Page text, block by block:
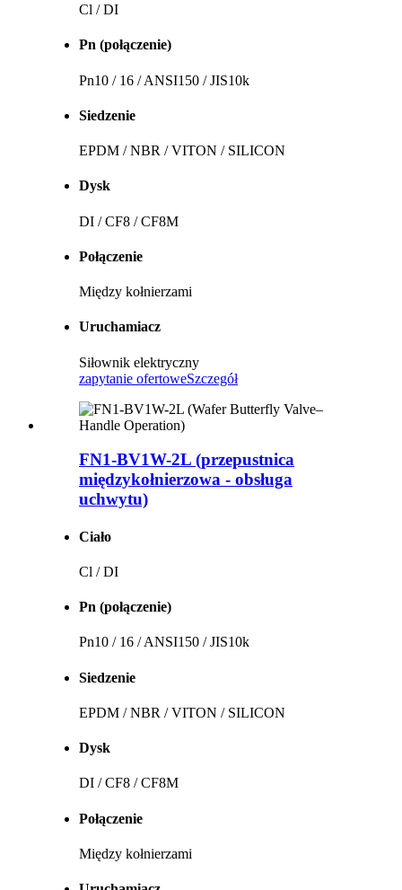
Cl / DI
Pn (połączenie)
Pn10 / 16 / ANSI150 / JIS10k
Siedzenie
EPDM / NBR / VITON / SILICON
Dysk
DI / CF8 / CF8M
Połączenie
Między kołnierzami
Uruchamiacz
Siłownik elektryczny
zapytanie ofertoweSzczegół
FN1-BV1W-2L (przepustnica
międzykołnierzowa - obsługa
uchwytu)
Ciało
Cl / DI
Pn (połączenie)
Pn10 / 16 / ANSI150 / JIS10k
Siedzenie
EPDM / NBR / VITON / SILICON
Dysk
DI / CF8 / CF8M
Połączenie
Między kołnierzami